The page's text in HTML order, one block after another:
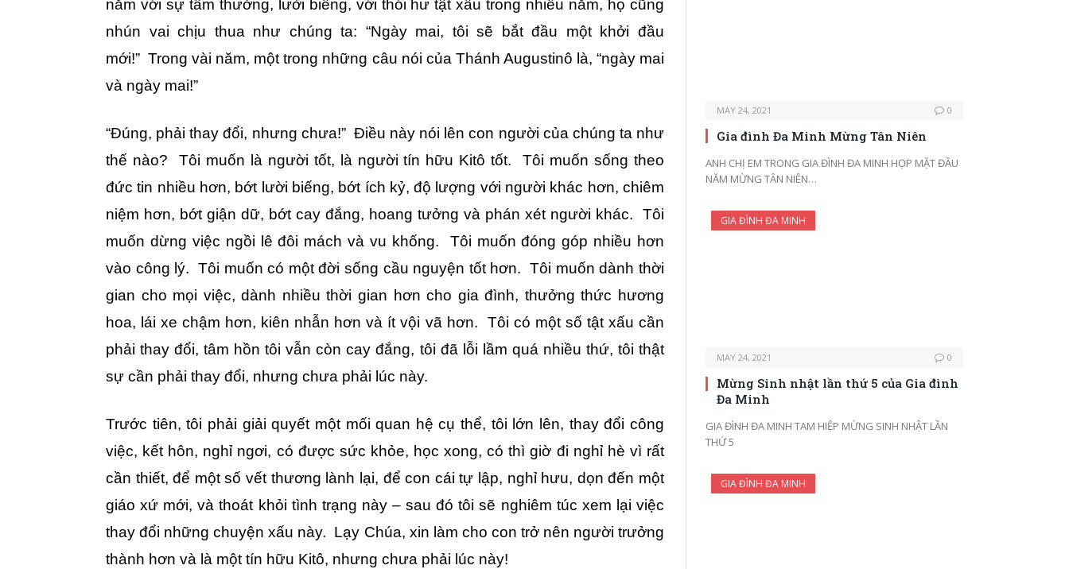
năm với sự tầm thường, lười biếng, với thói hư tật xấu trong nhiều năm, họ cũng
nhún vai chịu thua như chúng ta: “Ngày mai, tôi sẽ bắt đầu một khởi đầu
mới!” Trong vài năm, một trong những câu nói của Thánh Augustinô là, “ngày mai
và ngày mai!”
“Đúng, phải thay đổi, nhưng chưa!” Điều này nói lên con người của chúng ta như
thế nào? Tôi muốn là người tốt, là người tín hữu Kitô tốt. Tôi muốn sống theo
đức tin nhiều hơn, bớt lười biếng, bớt ích kỷ, độ lượng với người khác hơn, chiêm
niệm hơn, bớt giận dữ, bớt cay đắng, hoang tưởng và phán xét người khác. Tôi
muốn dừng việc ngồi lê đôi mách và vu khống. Tôi muốn đóng góp nhiều hơn
vào công lý. Tôi muốn có một đời sống cầu nguyện tốt hơn. Tôi muốn dành thời
gian cho mọi việc, dành nhiều thời gian hơn cho gia đình, thưởng thức hương
hoa, lái xe chậm hơn, kiên nhẫn hơn và ít vội vã hơn. Tôi có một số tật xấu cần
phải thay đổi, tâm hồn tôi vẫn còn cay đắng, tôi đã lỗi lầm quá nhiều thứ, tôi thật
sự cần phải thay đổi, nhưng chưa phải lúc này.
Trước tiên, tôi phải giải quyết một mối quan hệ cụ thể, tôi lớn lên, thay đổi công
việc, kết hôn, nghỉ ngơi, có được sức khỏe, học xong, có thì giờ đi nghỉ hè vì rất
cần thiết, để một số vết thương lành lại, để con cái tự lập, nghỉ hưu, dọn đến một
giáo xứ mới, và thoát khỏi tình trạng này – sau đó tôi sẽ nghiêm túc xem lại việc
thay đổi những chuyện xấu này. Lạy Chúa, xin làm cho con trở nên người trưởng
thành hơn và là một tín hữu Kitô, nhưng chưa phải lúc này!
MAY 24, 2021 0
Gia đình Đa Minh Mừng Tân Niên
ANH CHỊ EM TRONG GIA ĐÌNH ĐA MINH HỌP MẶT ĐẦU
NĂM MỪNG TÂN NIÊN…
GIA ĐÌNH ĐA MINH
MAY 24, 2021 0
Mừng Sinh nhật lần thứ 5 của Gia đình
Đa Minh
GIA ĐÌNH ĐA MINH TAM HIỆP MỪNG SINH NHẬT LẦN
THỨ 5
GIA ĐÌNH ĐA MINH